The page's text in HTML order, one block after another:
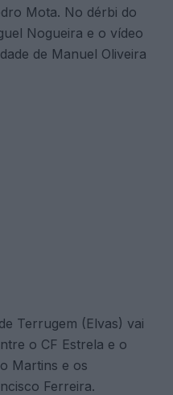
Mota. No dérbi do
Nogueira e o vídeo
de Manuel Oliveira
Terrugem (Elvas) vai
o CF Estrela e o
Martins e os
Ferreira.